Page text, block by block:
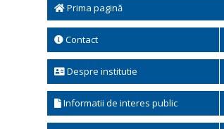
Prima pagină
Contact
Despre institutie
Informatii de interes public